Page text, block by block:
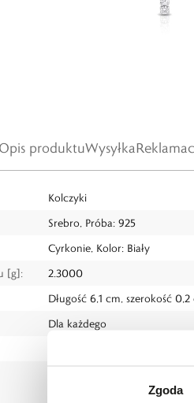
Zgoda
Opis produktuWysyłka
Kolczyki
Srebro, Próba: 925
Cyrkonie, Kolor: Biały
[g]:
2.3000
Długość 6,1 cm, szerokość 0,2
Dla każdego
ul. Pilotów 10, 31-462 Kraków